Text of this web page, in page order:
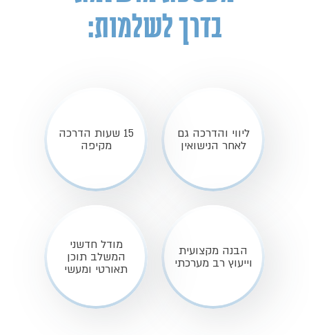
בדרך לשלמות:
ליווי והדרכה גם
לאחר הנישואין
15 שעות הדרכה
מקיפה
הבנה מקצועית
וייעוץ רב מערכתי
מודל חדשני
המשלב תוכן
תאורטי ומעשי